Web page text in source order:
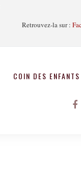
Retrouvez-la sur :
COIN DES ENFANTS